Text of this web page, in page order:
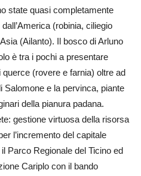
state quasi completamente
(robinia, ciliegio
(Ailanto). Il bosco di Arluno
è tra i pochi a presentare
(rovere e farnia) oltre ad
Salomone e la pervinca, piante
della pianura padana.
gestione virtuosa della risorsa
l’incremento del capitale
Parco Regionale del Ticino ed
Cariplo con il bando